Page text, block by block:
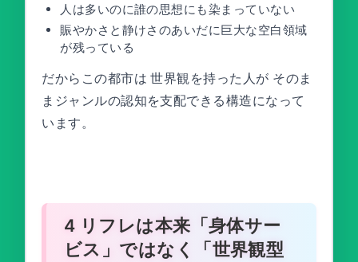
人は多いのに誰の思想にも染まっていない
賑やかさと静けさのあいだに巨大な空白領域
が残っている
だからこの都市は 世界観を持った人が そのま
まジャンルの認知を支配できる構造になって
います。
4 リフレは本来「身体サー
ビス」ではなく「世界観型